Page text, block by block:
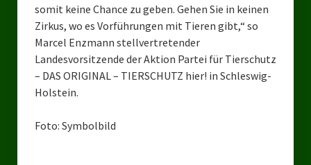
Ratsfraktion Tierschutz Aktiv Neuss Jetzt!
Ratsgruppe Tierschutz / DAL-WGD Duisburg
somit keine Chance zu geben. Gehen Sie in keinen
Zirkus, wo es Vorführungen mit Tieren gibt,“ so
Marcel Enzmann stellvertretender
Landesvorsitzende der Aktion Partei für Tierschutz
– DAS ORIGINAL – TIERSCHUTZ hier! in Schleswig-
Holstein.
Foto: Symbolbild